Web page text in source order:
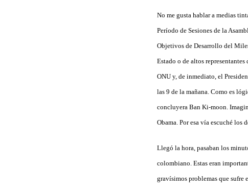
No me gusta hablar a medias
Período de Sesiones de la
Objetivos de Desarrollo del
Estado o de altos
ONU y, de inmediato, el
las 9 de la mañana. Como es
concluyera Ban Ki-moon.
Obama. Por esa vía escuché los
Llegó la hora, pasaban los
colombiano. Estas eran
gravísimos problemas que sufre